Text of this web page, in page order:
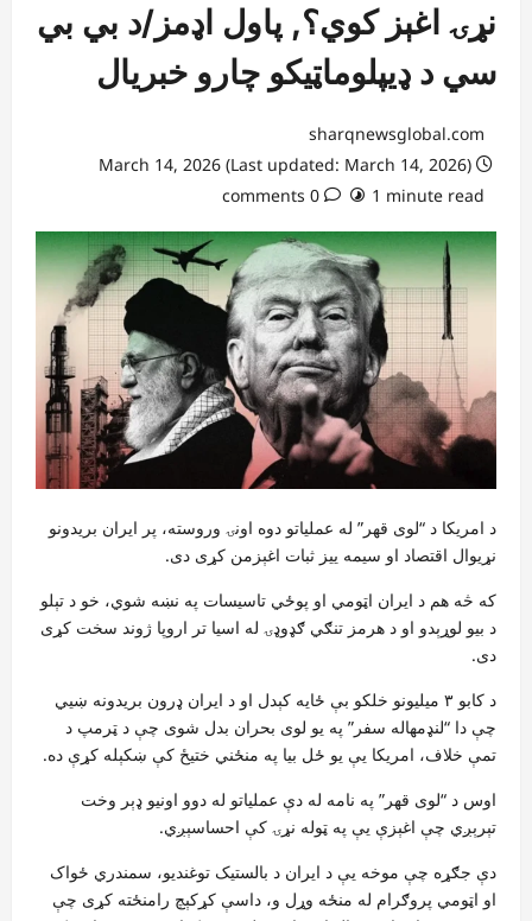
نړۍ اغېز کوي؟, پاول اډمز/د بي بي
سي د ډیپلوماټیکو چارو خبریال
sharqnewsglobal.com
1 minute read
0 comments
د امریکا د “لوی قهر” له عملیاتو دوه اونۍ وروسته، پر ایران بریدونو
نړیوال اقتصاد او سیمه ییز ثبات اغېزمن کړی دی.
که څه هم د ایران اټومي او پوځي تاسیسات په نښه شوي، خو د تېلو
د بیو لوړېدو او د هرمز تنګي ګډوډۍ له اسیا تر اروپا ژوند سخت کړی
دی.
د کابو ۳ میلیونو خلکو بې ځایه کېدل او د ایران ډرون بریدونه ښيي
چې دا “لنډمهاله سفر” په یو لوی بحران بدل شوی چې د ټرمپ د
تمې خلاف، امریکا یې یو ځل بیا په منځني ختیځ کې ښکېله کړې ده.
اوس د “لوی قهر” په نامه له دې عملیاتو له دوو اونیو ډېر وخت
تېرېږي چې اغېزې یې په ټوله نړۍ کې احساسېږي.
دې جګړه چې موخه یې د ایران د بالستیک توغندیو، سمندري ځواک
او اټومي پروګرام له منځه وړل و، داسې کړکېچ رامنځته کړی چې